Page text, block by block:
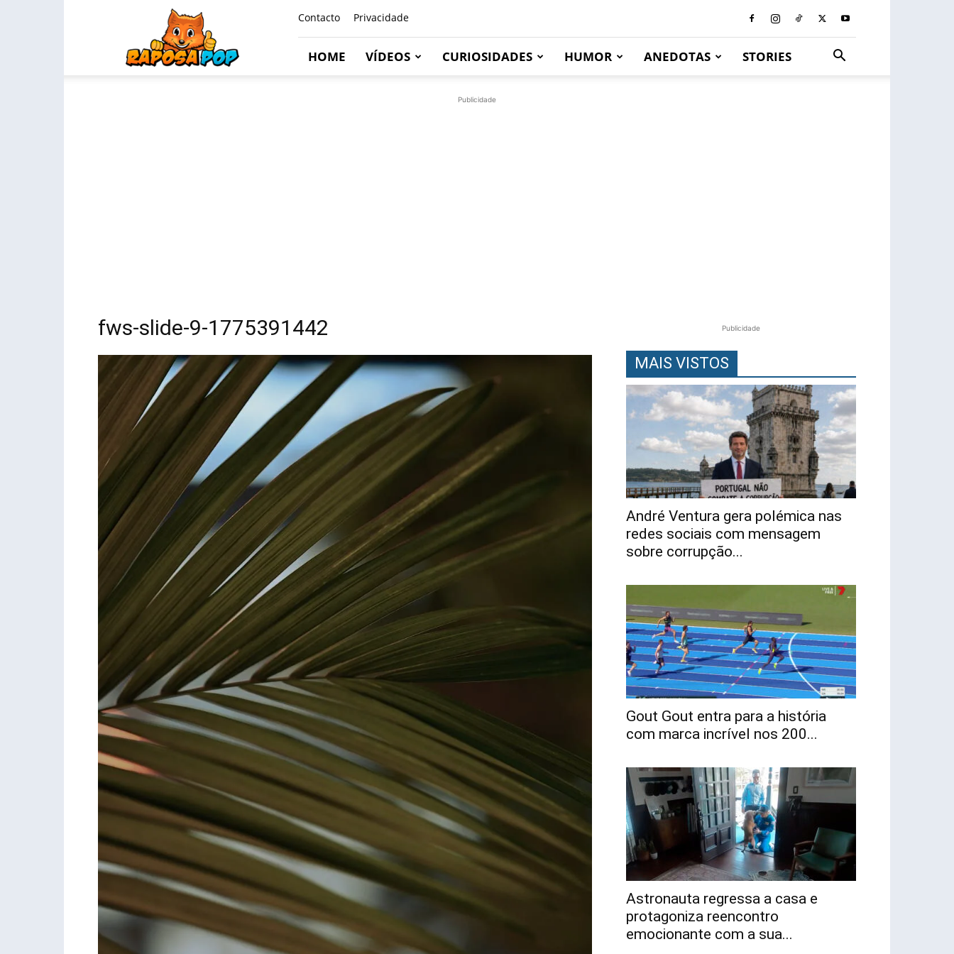
Contacto Privacidade
HOME VÍDEOS CURIOSIDADES HUMOR ANEDOTAS STORIES
Publicidade
fws-slide-9-1775391442 Publicidade
MAIS VISTOS
André Ventura gera polémica nas
redes sociais com mensagem
sobre corrupção...
Gout Gout entra para a história
com marca incrível nos 200...
Astronauta regressa a casa e
protagoniza reencontro
emocionante com a sua...